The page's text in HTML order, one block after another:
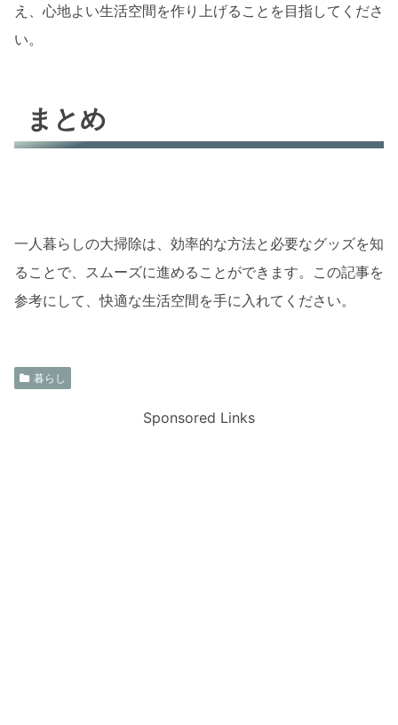
え、心地よい生活空間を作り上げることを目指してくださ
い。
まとめ
一人暮らしの大掃除は、効率的な方法と必要なグッズを知
ることで、スムーズに進めることができます。この記事を
参考にして、快適な生活空間を手に入れてください。
暮らし
Sponsored Links